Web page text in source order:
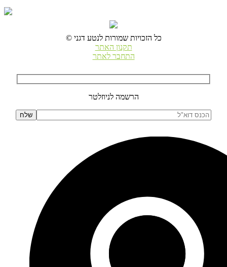
© כל הזכויות שמורות לנטע דגני
תקנון האתר
התחבר לאתר
הרשמה לניוזלטר